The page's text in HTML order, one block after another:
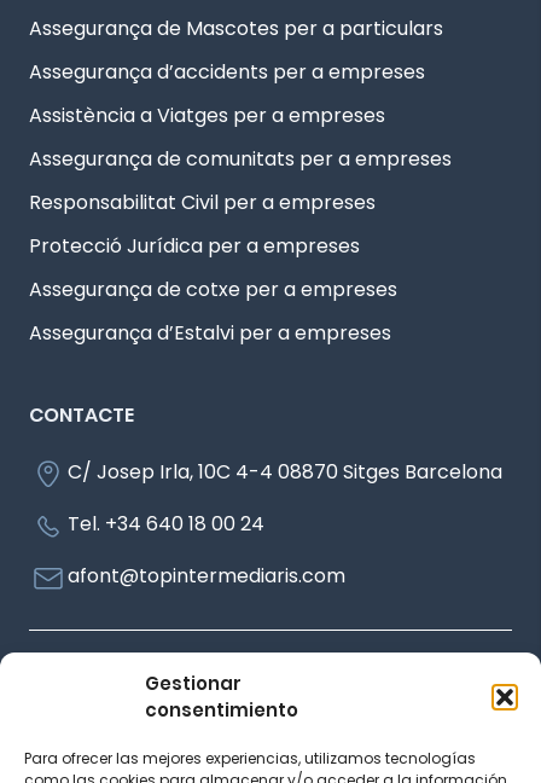
Gestionar
consentimiento
Para ofrecer las mejores experiencias, utilizamos tecnologías
Assegurança de Mascotes per a particulars
Assegurança d’accidents per a empreses
Assistència a Viatges per a empreses
Assegurança de comunitats per a empreses
Responsabilitat Civil per a empreses
Protecció Jurídica per a empreses
Assegurança de cotxe per a empreses
Assegurança d’Estalvi per a empreses
CONTACTE
C/ Josep Irla, 10C 4-4 08870 Sitges Barcelona
Tel. +34 640 18 00 24
afont@topintermediaris.com
Política de privadesa
Accessibilitat